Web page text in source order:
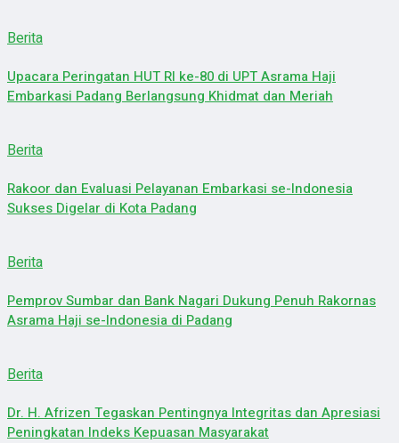
Berita
Upacara Peringatan HUT RI ke-80 di UPT Asrama Haji
Embarkasi Padang Berlangsung Khidmat dan Meriah
Berita
Rakoor dan Evaluasi Pelayanan Embarkasi se-Indonesia
Sukses Digelar di Kota Padang
Berita
Pemprov Sumbar dan Bank Nagari Dukung Penuh Rakornas
Asrama Haji se-Indonesia di Padang
Berita
Dr. H. Afrizen Tegaskan Pentingnya Integritas dan Apresiasi
Peningkatan Indeks Kepuasan Masyarakat